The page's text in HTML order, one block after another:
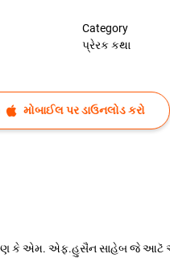
Category
પ્રેરક કથા
મોબાઈલ પર ડાઉનલોડ કરો
કે એમ. એફ.હુસૈન સાહેબ જે આટૅ